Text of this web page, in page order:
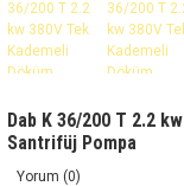
Dab K 36/200 T 2.2
Santrifüj Pompa
Yorum (0)